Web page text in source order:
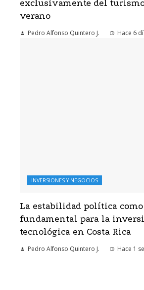
exclusivamente del
verano
Pedro Alfonso Quintero J. Hace 6
INVERSIONES Y NEGOCIOS
La estabilidad política
fundamental para la
tecnológica en Costa Rica
Pedro Alfonso Quintero J. Hace 1